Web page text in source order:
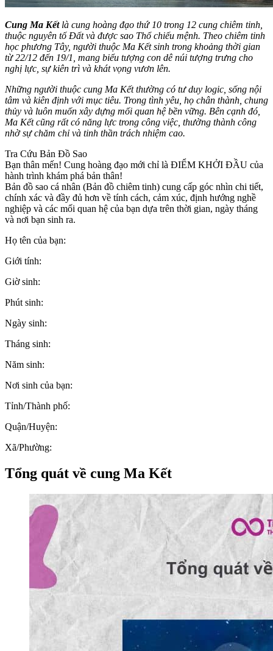
Cung Ma Kếtlà cung hoàng đạo thứ 10 trong 12 cung chiêm tinh,
thuộc nguyên tố Đất và được sao Thổ chiếu mệnh. Theo chiêm tinh
học phương Tây, người thuộc Ma Kết sinh trong khoảng thời gian
từ 22/12 đến 19/1, mang biểu tượng con dê núi tượng trưng cho
nghị lực, sự kiên trì và khát vọng vươn lên.
Những người thuộc cung Ma Kết thường có tư duy logic, sống nội
tâm và kiên định với mục tiêu. Trong tình yêu, họ chân thành, chung
thủy và luôn muốn xây dựng mối quan hệ bền vững. Bên cạnh đó,
Ma Kết cũng rất có năng lực trong công việc, thường thành công
nhờ sự chăm chỉ và tinh thần trách nhiệm cao.
Tra Cứu Bản Đồ Sao
Bạn thân mến! Cung hoàng đạo mới chỉ là ĐIỂM KHỞI ĐẦU của
hành trình khám phá bản thân!
Bản đồ sao cá nhân (Bản đồ chiêm tinh) cung cấp góc nhìn chi tiết,
chính xác và đầy đủ hơn về tính cách, cảm xúc, định hướng nghề
nghiệp và các mối quan hệ của bạn dựa trên thời gian, ngày tháng
và nơi bạn sinh ra.
Họ tên của bạn:
Giới tính:
Giờ sinh:
Phút sinh:
Ngày sinh:
Tháng sinh:
Năm sinh:
Nơi sinh của bạn:
Tỉnh/Thành phố:
Quận/Huyện:
Xã/Phường:
Tổng quát về cung Ma Kết